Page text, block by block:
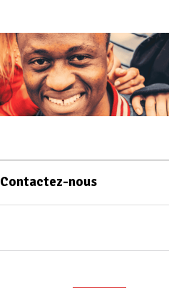
Contactez-nous